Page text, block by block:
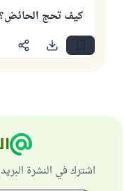
كيف تحج
اشترك في النشرة